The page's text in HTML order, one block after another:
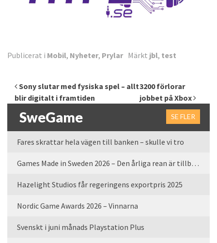
Publicerat i Mobil, Nyheter, Prylar Märkt jbl, test
Inläggsnavigering
Sony slutar med fysiska spel – allt
blir digitalt i framtiden
3200 förlorar
jobbet på Xbox
SweGame SE FLER
Fares skrattar hela vägen till banken – skulle vi tro
Games Made in Sweden 2026 – Den årliga rean är tillbaka
Hazelight Studios får regeringens exportpris 2025
Nordic Game Awards 2026 – Vinnarna
Svenskt i juni månads Playstation Plus